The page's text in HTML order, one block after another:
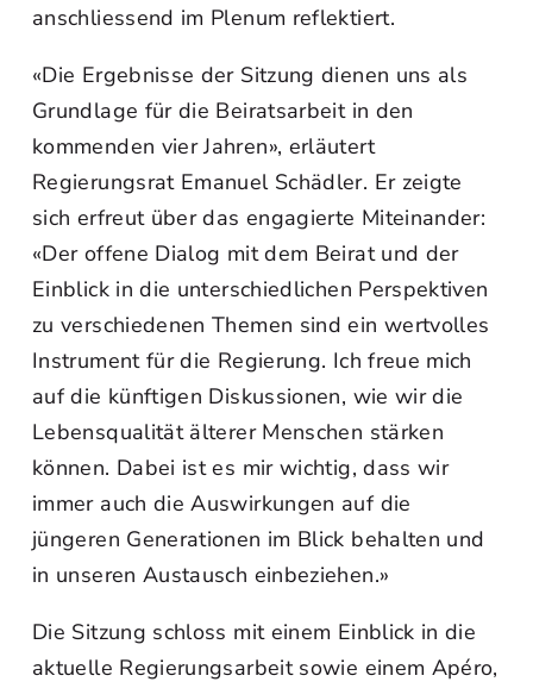
anschliessend im Plenum reflektiert.
«Die Ergebnisse der Sitzung dienen uns als
Grundlage für die Beiratsarbeit in den
kommenden vier Jahren», erläutert
Regierungsrat Emanuel Schädler. Er zeigte
sich erfreut über das engagierte Miteinander:
«Der offene Dialog mit dem Beirat und der
Einblick in die unterschiedlichen Perspektiven
zu verschiedenen Themen sind ein wertvolles
Instrument für die Regierung. Ich freue mich
auf die künftigen Diskussionen, wie wir die
Lebensqualität älterer Menschen stärken
können. Dabei ist es mir wichtig, dass wir
immer auch die Auswirkungen auf die
jüngeren Generationen im Blick behalten und
in unseren Austausch einbeziehen.»
Die Sitzung schloss mit einem Einblick in die
aktuelle Regierungsarbeit sowie einem Apéro,